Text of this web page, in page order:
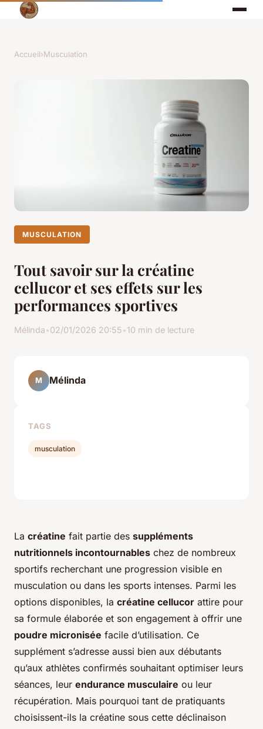
Accueil›Musculation
MUSCULATION
Tout savoir sur la créatine
cellucor et ses effets sur les
performances sportives
Mélinda•02/01/2026 20:55•10 min de lecture
La créatine fait partie des suppléments
nutritionnels incontournables chez de nombreux
sportifs recherchant une progression visible en
musculation ou dans les sports intenses. Parmi les
options disponibles, la créatine cellucor attire pour
sa formule élaborée et son engagement à offrir une
poudre micronisée facile d’utilisation. Ce
supplément s’adresse aussi bien aux débutants
qu’aux athlètes confirmés souhaitant optimiser leurs
séances, leur endurance musculaire ou leur
récupération. Mais pourquoi tant de pratiquants
choisissent-ils la créatine sous cette déclinaison
M Mélinda
TAGS
musculation